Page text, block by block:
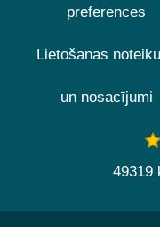
preferences
Lietošanas
un nosacījumi
49319